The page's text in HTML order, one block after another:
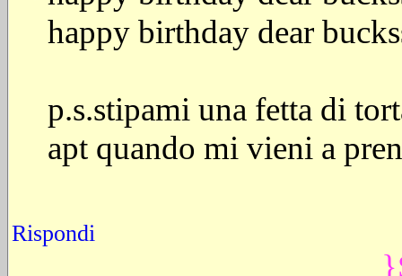
happy birthday dear
p.s.stipami una fetta di
apt quando mi vieni a
Rispondi